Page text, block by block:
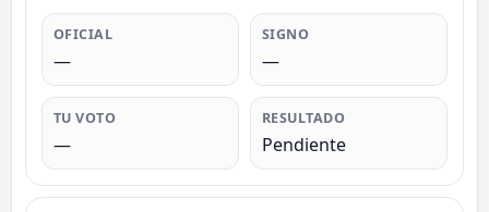
OFICIAL
—
SIGNO
—
TU VOTO
—
RESULTADO
Pendiente